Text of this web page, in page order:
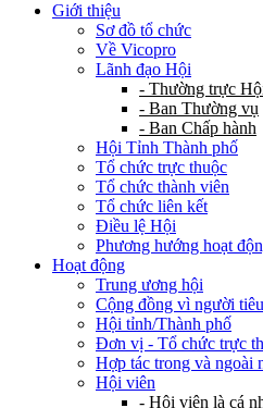
Giới thiệu
Sơ đồ tổ chức
Về Vicopro
Lãnh đạo Hội
- Thường trực
- Ban Thường vụ
- Ban Chấp hành
Hội Tỉnh Thành phố
Tổ chức trực thuộc
Tổ chức thành viên
Tổ chức liên kết
Điều lệ Hội
Phương hướng hoạt
Hoạt động
Trung ương hội
Cộng đồng vì người
Hội tỉnh/Thành phố
Đơn vị - Tổ chức trực
Hợp tác trong và ngoài
Hội viên
- Hội viên là cá